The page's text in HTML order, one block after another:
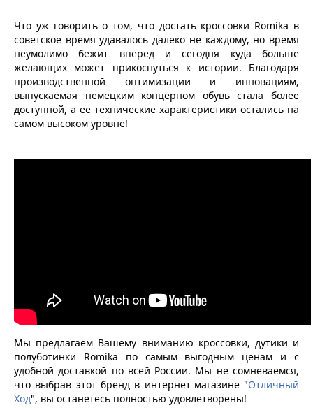
Что уж говорить о том, что достать кроссовки Romika в
советское время удавалось далеко не каждому, но время
неумолимо бежит вперед и сегодня куда больше
желающих может прикоснуться к истории. Благодаря
производственной оптимизации и инновациям,
выпускаемая немецким концерном обувь стала более
доступной, а ее технические характеристики остались на
самом высоком уровне!
Мы предлагаем Вашему вниманию кроссовки, дутики и
полуботинки Romika по самым выгодным ценам и с
удобной доставкой по всей России. Мы не сомневаемся,
что выбрав этот бренд в интернет-магазине "Отличный
Ход", вы останетесь полностью удовлетворены!